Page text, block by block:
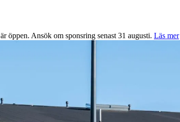
öppen. Ansök om sponsring senast 31 augusti. Läs mer